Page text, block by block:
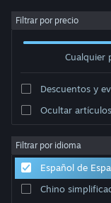
Iniciar sesión
Acerca de
Soporte
Filtrar por precio
Cualquier
Descuentos y
Ocultar
Filtrar por idioma
Español de
Chino
Desarrollador: CM Games
Ordenar por Relevancia